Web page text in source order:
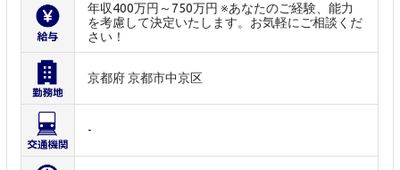
年収400万円～750万円 ※あなたのご経験、能力
を考慮して決定いたします。お気軽にご相談くだ
さい！
京都府 京都市中京区
-